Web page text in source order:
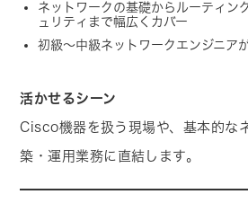
ネットワークの基礎からルーティン
ュリティまで幅広くカバー
初級〜中級ネットワークエンジニア
活かせるシーン
Cisco機器を扱う現場や、基本的な
築・運用業務に直結します。